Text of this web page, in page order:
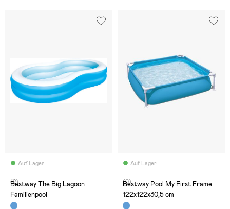
Auf Lager
(2)
Bestway The Big Lagoon
Familienpool
Auf Lager
(0)
Bestway Pool My First Frame
122x122x30,5 cm